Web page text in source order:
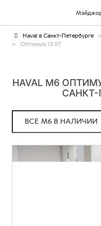
Haval в Санкт-Петербурге
Оптимум 1.5 RT
HAVAL M6
САНКТ-
ВСЕ M6 В НАЛИЧИИ